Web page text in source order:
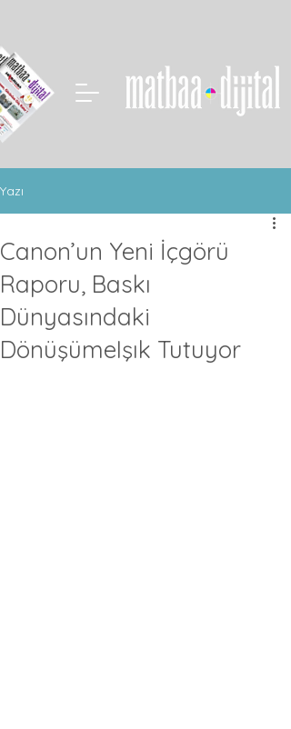
Yazı
Canon’un Yeni İçgörü
Raporu, Baskı
Dünyasındaki
DönüşümeIşık Tutuyor